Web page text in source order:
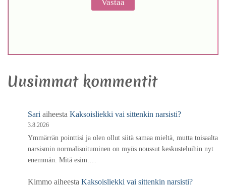
Uusimmat kommentit
Sari aiheesta Kaksoisliekki vai sittenkin narsisti?
3.8.2026
Ymmärrän pointtisi ja olen ollut siitä samaa mieltä, mutta toisaalta
narsismin normalisoituminen on myös noussut keskusteluihin nyt
enemmän. Mitä esim.…
Kimmo aiheesta Kaksoisliekki vai sittenkin narsisti?